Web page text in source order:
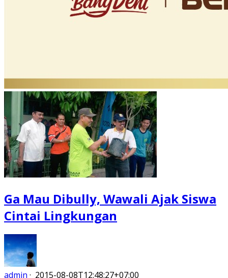
Ga Mau Dibully, Wawali Ajak Siswa
Cintai Lingkungan
admin · 2015-08-08T12:48:27+07:00